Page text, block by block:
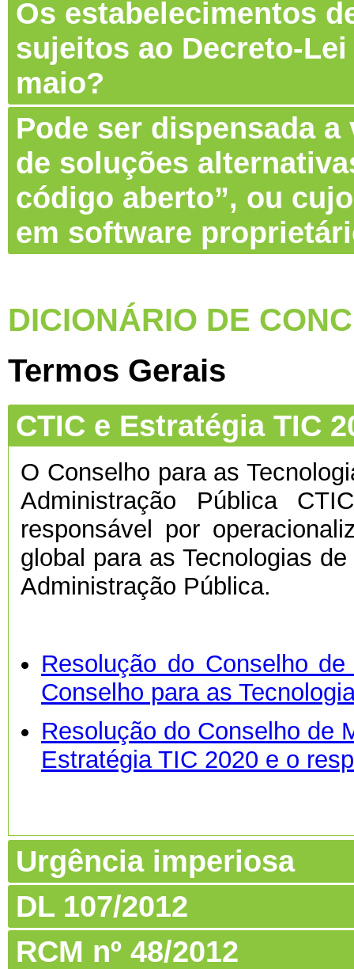
Os estabelecimentos
sujeitos ao Decreto-Lei
maio?
Pode ser dispensada
de soluções
código aberto”, ou
em software
DICIONÁRIO DE
Termos Gerais
CTIC e Estratégia TIC
O Conselho para as
Administração Pública
responsável por
global para as Tecnologias
Administração Pública.
Resolução do Conselho
Conselho para as
Resolução do Conselho de
Estratégia TIC 2020 e o
Urgência imperiosa
DL 107/2012
RCM nº 48/2012